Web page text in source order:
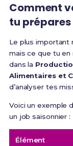
Comment
tu prépares
Le plus important
mais ce que tu
dans la
Alimentaires et
d’analyser tes
Voici un exemple
un job saisonnier :
Élément